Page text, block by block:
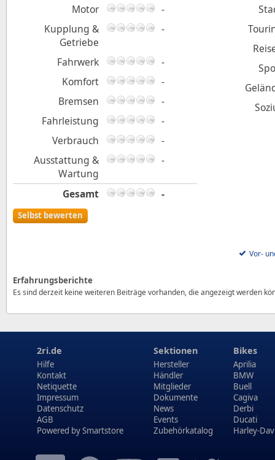
Motor
-
Kupplung &
Getriebe
-
Fahrwerk
-
Komfort
-
Bremsen
-
Fahrleistung
-
Verbrauch
-
Ausstattung &
Wartung
-
Gesamt -
Selbst bewerten
Vor-
Erfahrungsberichte
Es sind derzeit keine weiteren Beiträge vorhanden, die angezeigt werden
2ri.de
Hilfe
Kontakt
Netiquette
Impressum
Datenschutz
AGB
Powered bySmartstore
Sektionen
Hersteller
Händler
Mitglieder
Dokumente
News
Events
Zubehörkatalog
Bikes
Aprilia
BMW
Buell
Cagiva
Derbi
Ducati
Harley-